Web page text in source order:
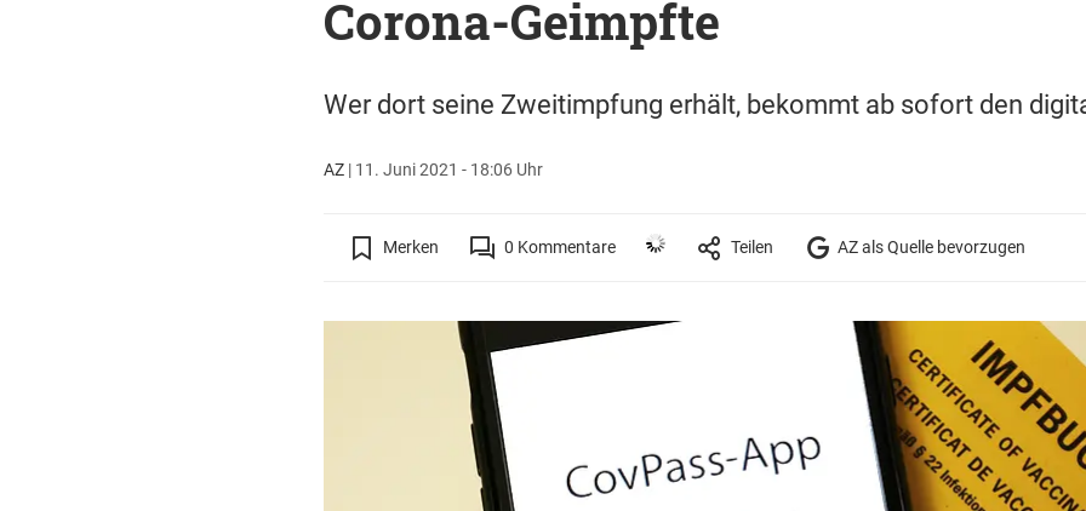
Corona-Geimpfte
Wer dort seine Zweitimpfung erhält, bekommt ab sofort den
AZ| 11. Juni 2021 - 18:06 Uhr
Merken 0 Kommentare Teilen AZ als Quelle bevorzugen